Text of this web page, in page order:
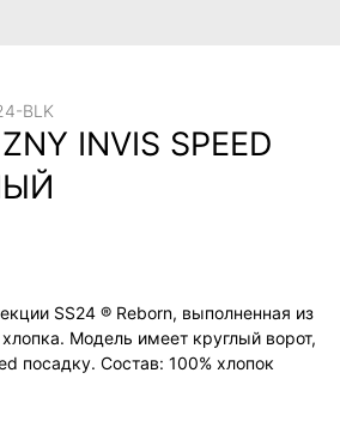
INVIS SPEED
BLK
SS24 ® Reborn, выполненная из
Модель имеет круглый ворот,
посадку. Состав: 100% хлопок